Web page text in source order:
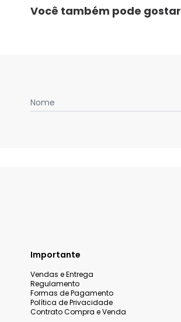
Você também pode gostar
Nome
Importante
Vendas e Entrega
Regulamento
Formas de Pagamento
Política de Privacidade
Contrato Compra e Venda